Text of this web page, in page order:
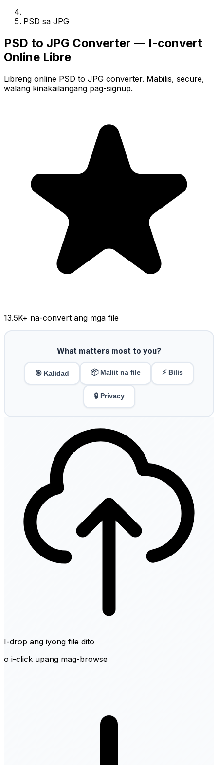
PSD sa JPG
PSD to JPG Converter — I-convert
Online Libre
Libreng online PSD to JPG converter. Mabilis, secure,
walang kinakailangang pag-signup.
13.5K+ na-convert ang mga file
What matters most to you?
🎯 Kalidad 📦 Maliit na file ⚡ Bilis
🔒 Privacy
I-drop ang iyong file dito
o i-click upang mag-browse